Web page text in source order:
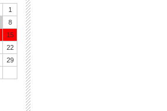
1
8
15
22
29